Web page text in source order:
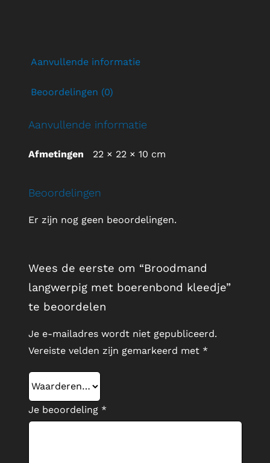
Aanvullende informatie
Beoordelingen (0)
Aanvullende informatie
Afmetingen 22 × 22 × 10 cm
Beoordelingen
Er zijn nog geen beoordelingen.
Wees de eerste om “Broodmand
langwerpig met boerenbond kleedje”
te beoordelen
Je e-mailadres wordt niet gepubliceerd.
Vereiste velden zijn gemarkeerd met *
Je beoordeling *